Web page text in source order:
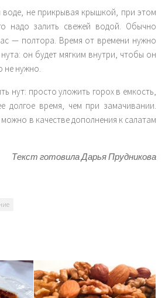
воде, не прикрывая крышкой, при этом
надо залить свежей водой. Обычно
— полтора. Время от времени нужно
он будет мягким внутри, чтобы он
не нужно.
нут: просто уложить горох в емкость,
долгое время, чем при замачивании.
в качестве дополнения к салатам
Текст готовила Дарья Прудникова